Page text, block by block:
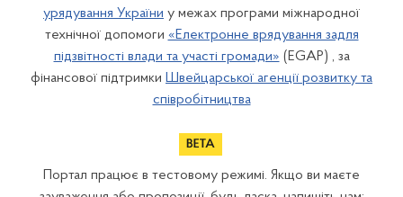
урядування України у межах програми міжнародної
технічної допомоги «Електронне врядування задля
підзвітності влади та участі громади» (EGAP) , за
фінансової підтримки Швейцарської агенції розвитку та
співробітництва
Портал працює в тестовому режимі. Якщо ви маєте